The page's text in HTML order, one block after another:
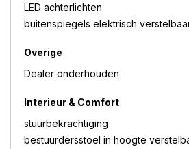
LED achterlichten
buitenspiegels elektrisch
Overige
Dealer onderhouden
Interieur & Comfort
stuurbekrachtiging
bestuurdersstoel in hoogte